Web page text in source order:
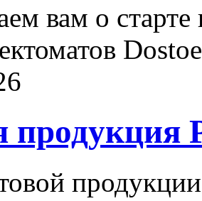
вам о старте
продукция